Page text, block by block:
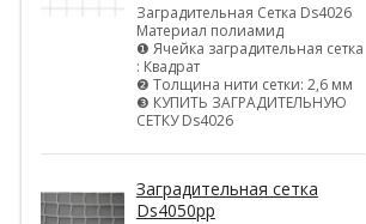
Заградительная Сетка Ds4026
Материал полиамид
❶ Ячейка заградительная сетка
: Квадрат
❷ Толщина нити сетки: 2,6 мм
❸ КУПИТЬ ЗАГРАДИТЕЛЬНУЮ
СЕТКУ Ds4026
Заградительная сетка
Ds4050pp